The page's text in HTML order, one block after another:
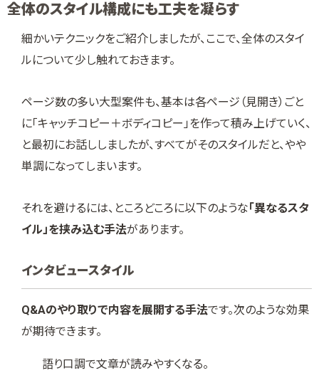
全体のスタイル構成にも工夫を凝らす
細かいテクニックをご紹介しましたが、ここで、全体のスタイ
ルについて少し触れておきます。
ページ数の多い大型案件も、基本は各ページ（見開き）ごと
に「キャッチコピー＋ボディコピー」を作って積み上げていく、
と最初にお話ししましたが、すべてがそのスタイルだと、やや
単調になってしまいます。
それを避けるには、ところどころに以下のような「異なるスタ
イル」を挟み込む手法があります。
インタビュースタイル
Q&Aのやり取りで内容を展開する手法です。次のような効果
が期待できます。
語り口調で文章が読みやすくなる。